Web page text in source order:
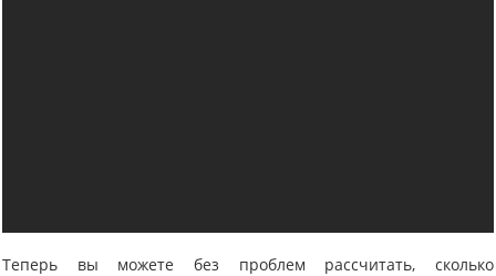
Теперь вы можете без проблем рассчитать, сколько